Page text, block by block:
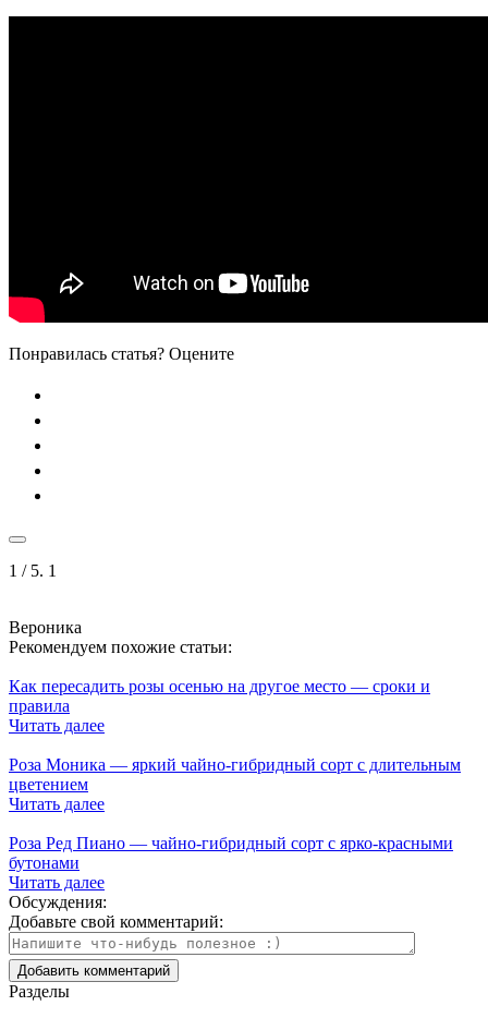
Понравилась статья? Оцените
1 / 5. 1
Вероника
Рекомендуем похожие статьи:
Как пересадить розы осенью на другое место — сроки и
правила
Читать далее
Роза Моника — яркий чайно-гибридный сорт с длительным
цветением
Читать далее
Роза Ред Пиано — чайно-гибридный сорт с ярко-красными
бутонами
Читать далее
Обсуждения:
Добавьте свой комментарий:
Разделы